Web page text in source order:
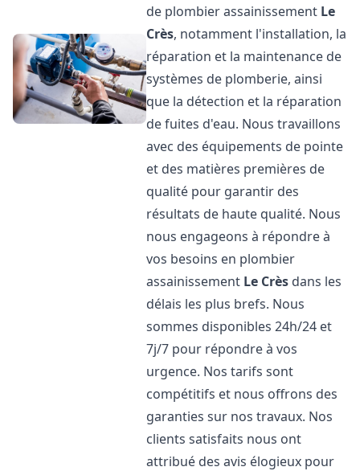
de plombier assainissement Le
Crès, notamment l'installation, la
réparation et la maintenance de
systèmes de plomberie, ainsi
que la détection et la réparation
de fuites d'eau. Nous travaillons
avec des équipements de pointe
et des matières premières de
qualité pour garantir des
résultats de haute qualité. Nous
nous engageons à répondre à
vos besoins en plombier
assainissement Le Crès dans les
délais les plus brefs. Nous
sommes disponibles 24h/24 et
7j/7 pour répondre à vos
urgence. Nos tarifs sont
compétitifs et nous offrons des
garanties sur nos travaux. Nos
clients satisfaits nous ont
attribué des avis élogieux pour